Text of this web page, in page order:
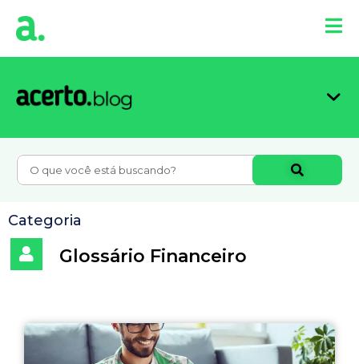
Categoria
Glossário Financeiro